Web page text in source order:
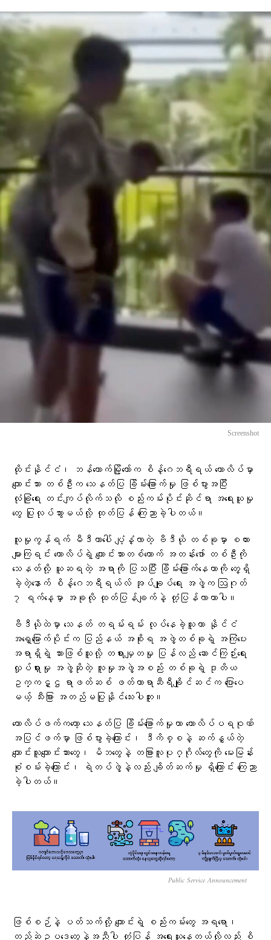
Screenshot
ထိုင်းနိုင်ငံ၊ ဘန်ကောက်မြို့တော်က စိန့်ဂေဘရီရယ် ကောလိပ်မှာ
ကျောင်းသား တစ်ဦးက သေနတ်ပြ ခြိမ်းခြောက်မှု ဖြစ်ပွားအပြီး
လုံခြုံရေး တင်းကျပ်လိုက်သလို စည်းကမ်းပိုင်းဆိုင်ရာ အရေးယူမှု
တွေ ပြုလုပ်သွားမယ်လို့ ထုတ်ပြန် ကြေညာခဲ့ပါတယ်။
လူမှုကွန်ရက် မီဒီယာပေါ် ပျံ့နှံ့လာတဲ့ ဗီဒီယို တစ်ခုမှာ စကား
များကြရင်း ကောလိပ်ရဲ့ ကျောင်းသားတစ်ယောက် အတန်းဖော် တစ်ဦးကို
သေနတ်လို့ ယူဆရတဲ့ အရာကို ပြသပြီး ခြိမ်းခြောက်နေတာကို တွေ့ရှိ
ခဲ့တဲ့နောက် စိန့်ဂေဘရီရယ်လ် အုပ်ချုပ်ရေး အဖွဲ့က ဩဂုတ်
၇ ရက်နေ့မှာ အခုလို ထုတ်ပြန်ချက်နဲ့ တုံ့ပြန်လာတာပါ။
ဗီဒီယိုထဲမှာ သေနတ် တရမ်းရမ်း လုပ်နေခဲ့သူဟာ နိုင်ငံ
အရှေ့မြောက်ပိုင်းက ပြည်နယ် အစိုးရ အဖွဲ့တစ်ခုရဲ့ အကြံပေး
အရာရှိရဲ့ သားဖြစ်သူလို့ တရားမျှတမှု ပြန်လည် ဆောင်ကြဉ်းရေး
လှုပ်ရှားမှု အဖွဲ့ဆိုတဲ့ လူမှုအဖွဲ့အစည်း တစ်ခုရဲ့ ဒုတိယ
ဥက္ကဋ္ဌ ရာဖတ်ဆစ် ဖတ်တာရာဆီရီချိုင်ဆင်က ပြောပေ
မယ့် သီးခြား အတည်မပြုနိုင်သေးပါဘူး။
ကောလိပ်ဖက်ကတော့ သေနတ်ပြ ခြိမ်းခြောက်မှုဟာ ကောလိပ်ပရဝုဏ်
အပြင်ဖက်မှာ ဖြစ်ပွားခဲ့ကြောင်း၊ ဒီကိစ္စနဲ့ ဆက်နွှယ်တဲ့
ကျောင်းသူကျောင်းသားတွေ၊ မိဘတွေနဲ့ တခြားလူပုဂ္ဂိုလ်တွေကို မေးမြန်း
စုံစမ်းခဲ့ကြောင်း၊ ရဲတပ်ဖွဲ့နဲ့လည်း ချိတ်ဆက်မှု ရှိကြောင်း ကြေညာ
ခဲ့ပါတယ်။
Public Service Announcement
ဖြစ်စဉ်နဲ့ ပတ်သက်လို့ ကျောင်းရဲ့ စည်းကမ်းတွေ အရရော၊